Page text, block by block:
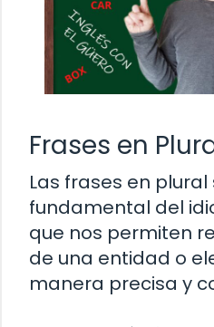
Frases en
Las frases en
fundamental del
que nos permiten
de una entidad o
manera precisa y